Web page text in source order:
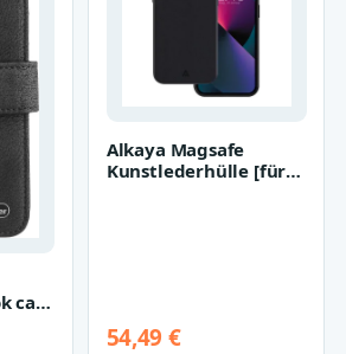
case
Alkaya Magsafe
Kunstlederhülle [für
54,49 €